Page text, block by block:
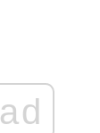
ad